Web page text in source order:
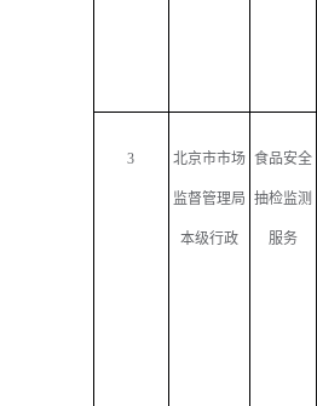
3 北京市市场
监督管理局
本级行政
食品安全
抽检监测
服务